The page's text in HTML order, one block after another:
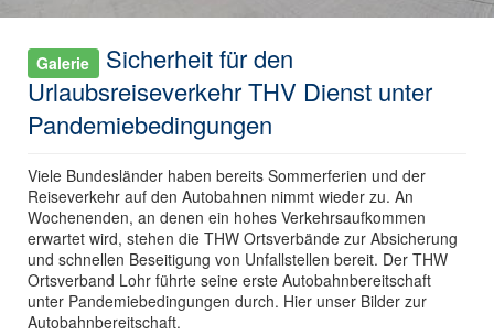
Galerie
Sicherheit für den
Urlaubsreiseverkehr THV Dienst unter
Pandemiebedingungen
Viele Bundesländer haben bereits Sommerferien und der
Reiseverkehr auf den Autobahnen nimmt wieder zu. An
Wochenenden, an denen ein hohes Verkehrsaufkommen
erwartet wird, stehen die THW Ortsverbände zur Absicherung
und schnellen Beseitigung von Unfallstellen bereit. Der THW
Ortsverband Lohr führte seine erste Autobahnbereitschaft
unter Pandemiebedingungen durch. Hier unser Bilder zur
Autobahnbereitschaft.